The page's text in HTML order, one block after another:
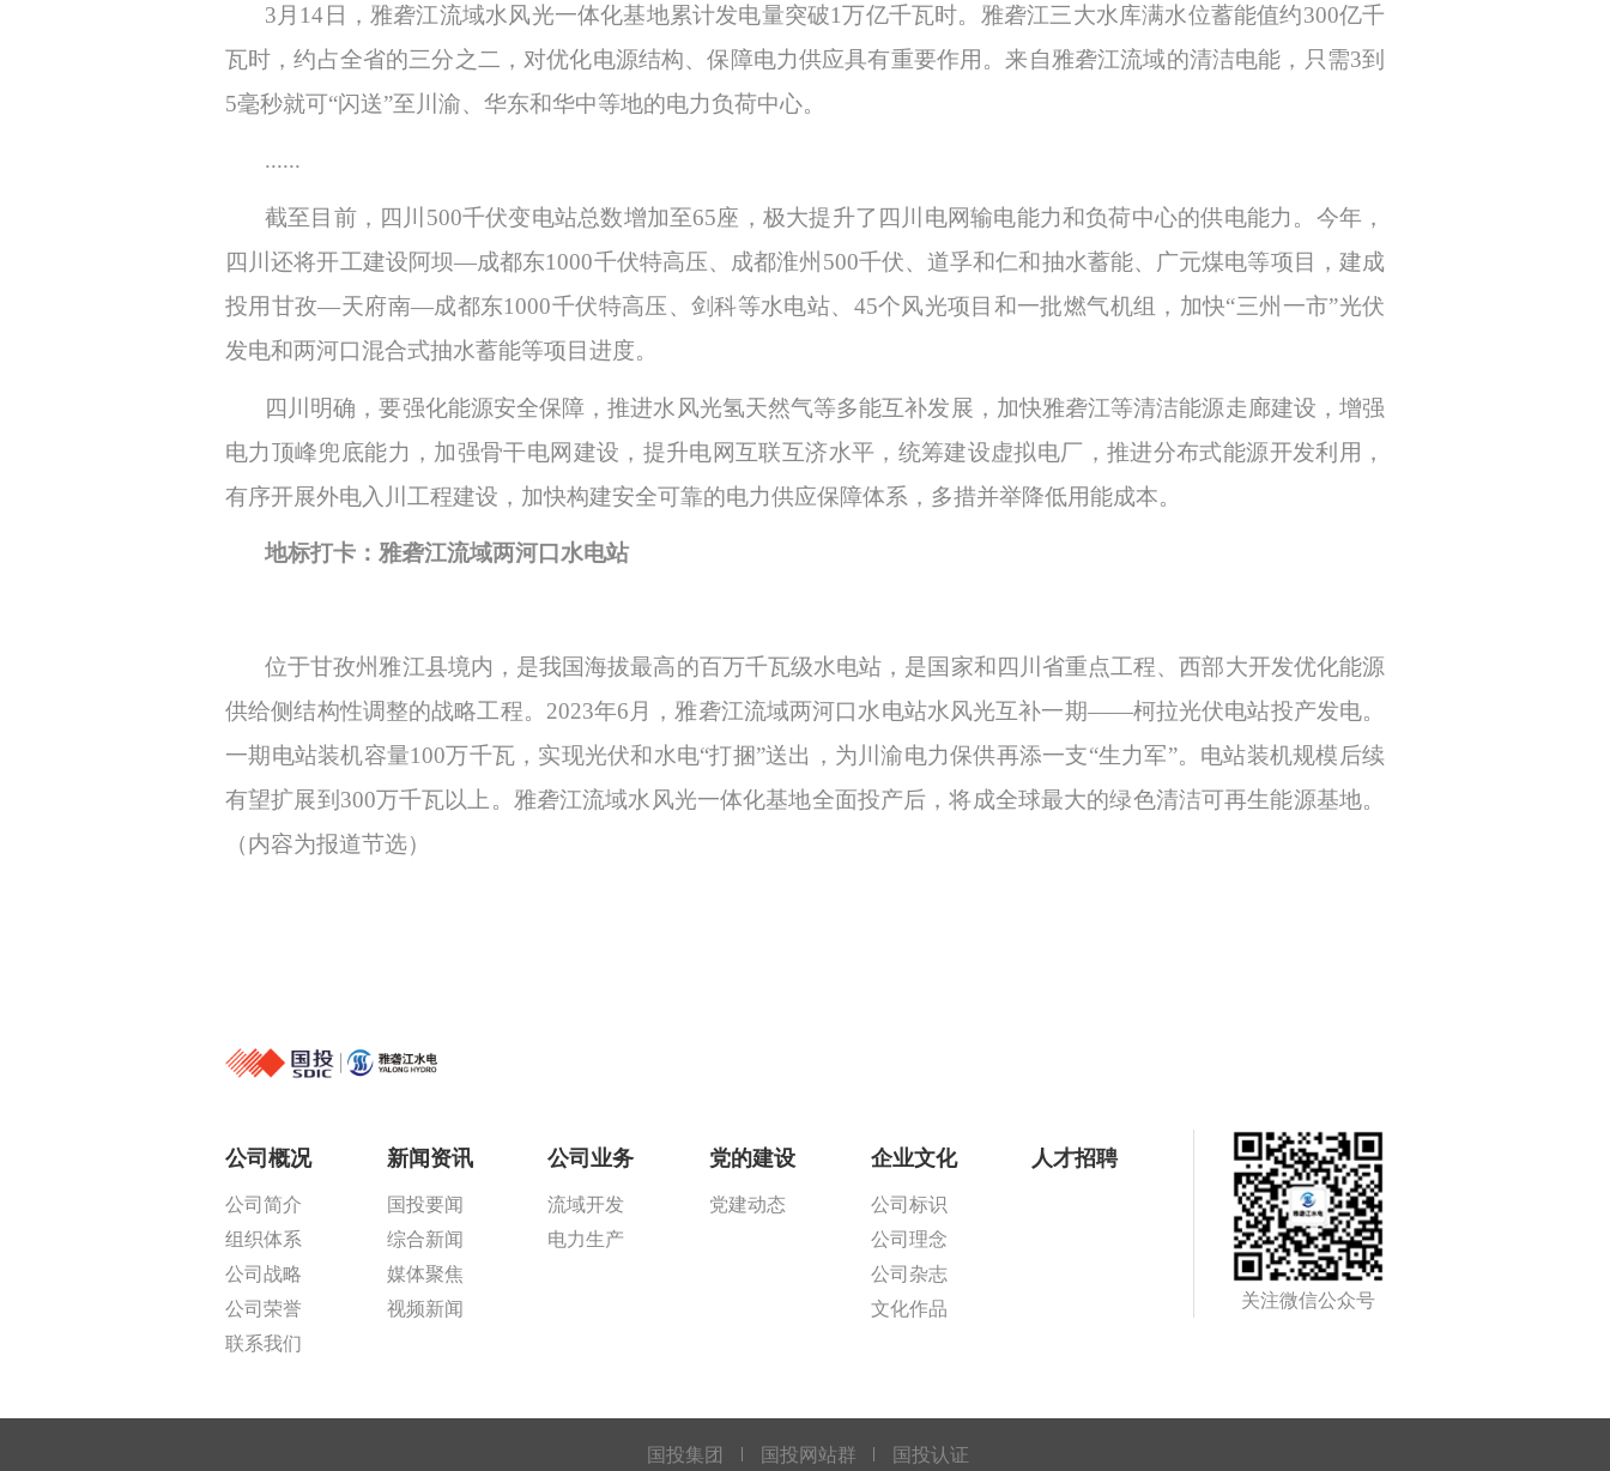
3月14日，雅砻江流域水风光一体化基地累计发电量突破1万亿千瓦时。雅砻江三大水库满水位蓄能值约300亿千
瓦时，约占全省的三分之二，对优化电源结构、保障电力供应具有重要作用。来自雅砻江流域的清洁电能，只需3到
5毫秒就可“闪送”至川渝、华东和华中等地的电力负荷中心。
......
截至目前，四川 500千伏变电站总数增加至65座，极大提升了四川电网输电能力和负荷中心的供电能力。今年，
四川还将开工建设阿坝—成都东1000千伏特高压、成都淮州500千伏、道孚和仁和抽水蓄能、广元煤电等项目，建成
投用甘孜—天府南—成都东1000千伏特高压、剑科等水电站、45个风光项目和一批燃气机组，加快“三州一市”光伏
发电和两河口混合式抽水蓄能等项目进度。
四川明确，要强化能源安全保障，推进水风光氢天然气等多能互补发展，加快雅砻江等清洁能源走廊建设，增强
电力顶峰兜底能力，加强骨干电网建设，提升电网互联互济水平，统筹建设虚拟电厂，推进分布式能源开发利用，
有序开展外电入川工程建设，加快构建安全可靠的电力供应保障体系，多措并举降低用能成本。
地标打卡：雅砻江流域两河口水电站
位于甘孜州雅江县境内，是我国海拔最高的百万千瓦级水电站，是国家和四川省重点工程、西部大开发优化能源
供给侧结构性调整的战略工程。 2023年6月，雅砻江流域两河口水电站水风光互补一期——柯拉光伏电站投产发电。
一期电站装机容量100万千瓦，实现光伏和水电“打捆”送出，为川渝电力保供再添一支“生力军”。电站装机规模后续
有望扩展到300万千瓦以上。雅砻江流域水风光一体化基地全面投产后，将成全球最大的绿色清洁可再生能源基地。
（内容为报道节选）
公司概况
公司简介
组织体系
公司战略
公司荣誉
联系我们
新闻资讯
国投要闻
综合新闻
媒体聚焦
视频新闻
公司业务
流域开发
电力生产
党的建设
党建动态
企业文化
公司标识
公司理念
公司杂志
文化作品
人才招聘
关注微信公众号
国投集团 国投网站群 国投认证